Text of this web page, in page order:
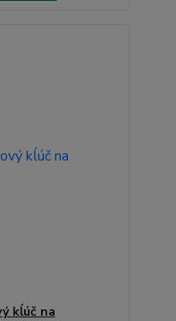
kĺúč na